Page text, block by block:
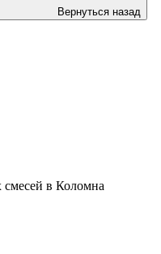
Вернуться назад
в Коломна